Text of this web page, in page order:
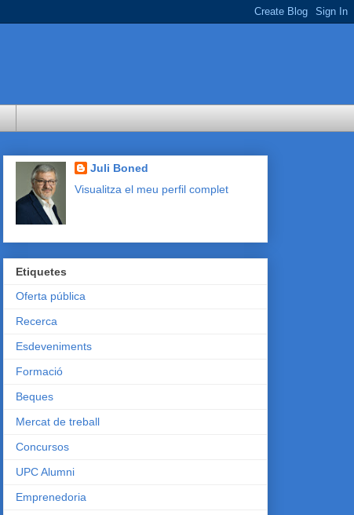
Juli Boned
Visualitza el meu perfil complet
Etiquetes
Oferta pública
Recerca
Esdeveniments
Formació
Beques
Mercat de treball
Concursos
UPC Alumni
Emprenedoria